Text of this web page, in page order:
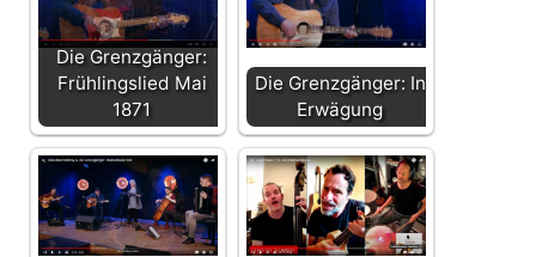
Die Grenzgänger:
Frühlingslied Mai
1871
Die Grenzgänger: In
Erwägung